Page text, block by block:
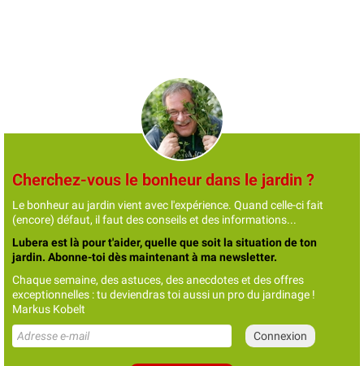
Cherchez-vous le bonheur dans le jardin ?
Le bonheur au jardin vient avec l'expérience. Quand celle-ci fait
(encore) défaut, il faut des conseils et des informations...
Lubera est là pour t'aider, quelle que soit la situation de ton
jardin. Abonne-toi dès maintenant à ma newsletter.
Chaque semaine, des astuces, des anecdotes et des offres
exceptionnelles : tu deviendras toi aussi un pro du jardinage !
Markus Kobelt